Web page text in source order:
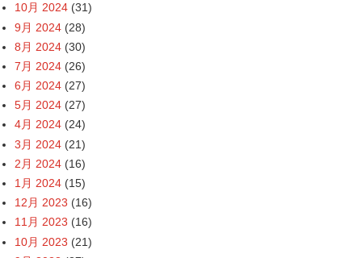
10月 2024 (31)
9月 2024 (28)
8月 2024 (30)
7月 2024 (26)
6月 2024 (27)
5月 2024 (27)
4月 2024 (24)
3月 2024 (21)
2月 2024 (16)
1月 2024 (15)
12月 2023 (16)
11月 2023 (16)
10月 2023 (21)